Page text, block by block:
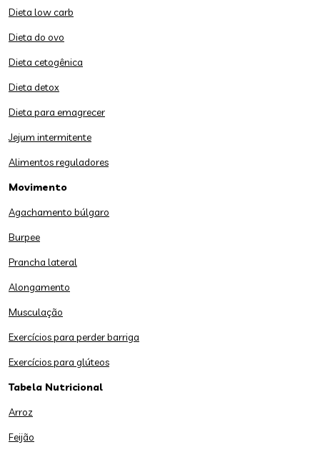
Dieta low carb
Dieta do ovo
Dieta cetogênica
Dieta detox
Dieta para emagrecer
Jejum intermitente
Alimentos reguladores
Movimento
Agachamento búlgaro
Burpee
Prancha lateral
Alongamento
Musculação
Exercícios para perder barriga
Exercícios para glúteos
Tabela Nutricional
Arroz
Feijão